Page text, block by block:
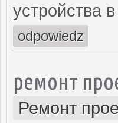
устройства
odpowiedz
ремонт
Ремонт